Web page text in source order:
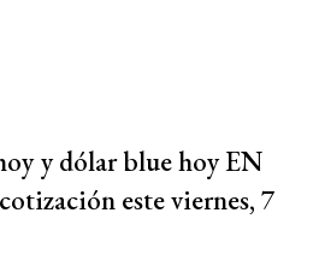
y dólar blue hoy EN
este viernes, 7